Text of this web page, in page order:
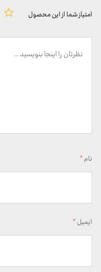
امتیاز شما از این محصول
نام*
ایمیل*